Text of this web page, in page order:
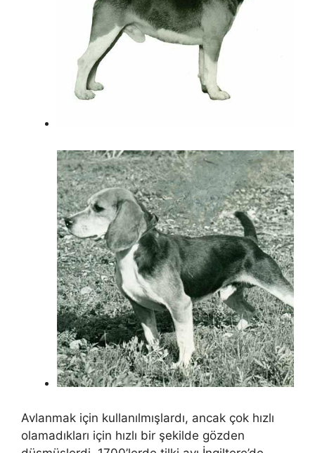
Avlanmak için kullanılmışlardı, ancak çok hızlı
olamadıkları için hızlı bir şekilde gözden